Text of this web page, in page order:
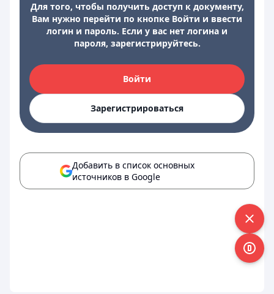
Для того, чтобы получить доступ к документу,
Вам нужно перейти по кнопке Войти и ввести
логин и пароль. Если у вас нет логина и
пароля, зарегистрируйтесь.
Войти
Зарегистрироваться
Добавить в список основных
источников в Google